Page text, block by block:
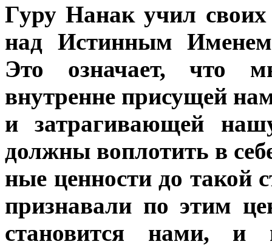
Гуру Нанак учил
над Истинным
Это означает, что
внутренне присущей
и затрагивающей
должны воплотить в
ные ценности до такой
признавали по этим
становится нами, и